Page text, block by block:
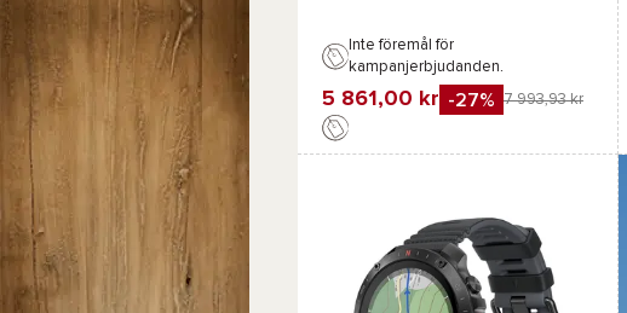
Inte föremål för
kampanjerbjudanden.
5 861,00 kr -27% 7 993,93 kr